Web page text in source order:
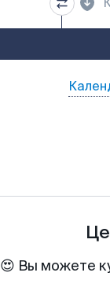
😍 Вы можете